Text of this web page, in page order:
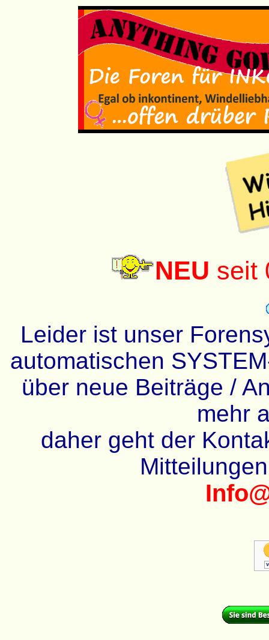
NEU seit
Leider ist unser
automatischen
über neue Beiträge /
mehr
daher geht der